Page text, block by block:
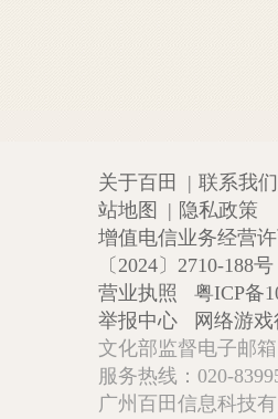
关于百田 | 联系我们
站地图
| 隐私政策
增值电信业务经营
〔2024〕2710-188号
营业执照
粤ICP备
举报中心
网络游
文化部监督电子邮
服务热线：020-
广州百田信息科技